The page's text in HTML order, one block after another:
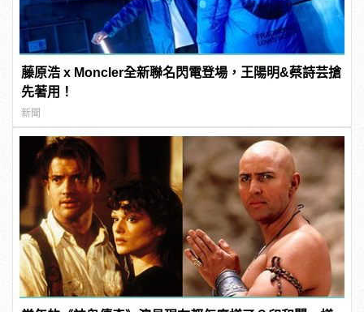
藤原浩 x Moncler全新聯名閃電登場，王陽明&蔡詩芸搶
先著用！
新聞